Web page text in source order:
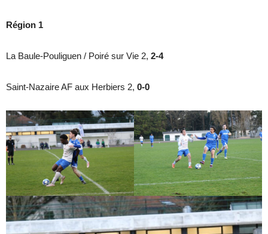
Région 1
La Baule-Pouliguen / Poiré sur Vie 2, 2-4
Saint-Nazaire AF aux Herbiers 2, 0-0